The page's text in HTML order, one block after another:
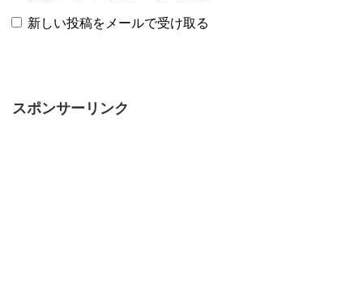
新しい投稿をメールで受け取る
スポンサーリンク